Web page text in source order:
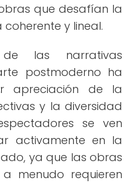
que desafían la
y lineal.
de las narrativas
postmoderno ha
apreciación de la
y la diversidad
se ven
activamente en la
ya que las obras
menudo requieren